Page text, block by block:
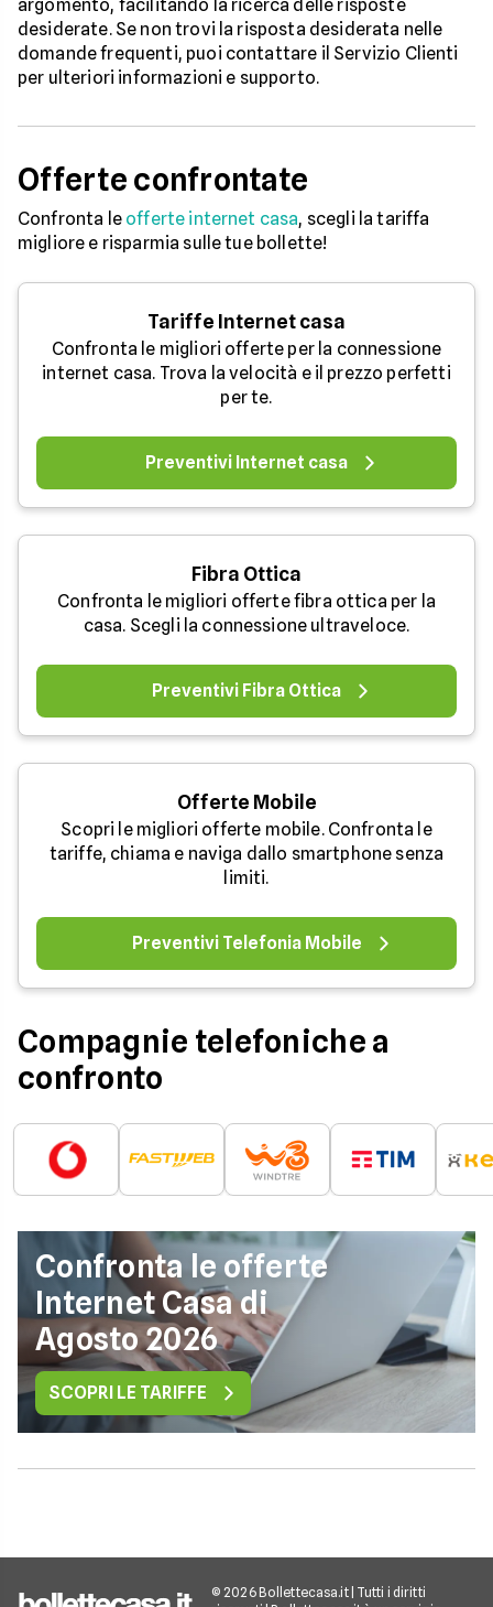
argomento, facilitando la ricerca delle risposte
desiderate. Se non trovi la risposta desiderata nelle
domande frequenti, puoi contattare il Servizio Clienti
per ulteriori informazioni e supporto.
Offerte confrontate
Confronta le offerte internet casa, scegli la tariffa
migliore e risparmia sulle tue bollette!
Tariffe Internet casa
Confronta le migliori offerte per la connessione
internet casa. Trova la velocità e il prezzo perfetti
per te.
Preventivi Internet casa
Fibra Ottica
Confronta le migliori offerte fibra ottica per la
casa. Scegli la connessione ultraveloce.
Preventivi Fibra Ottica
Offerte Mobile
Scopri le migliori offerte mobile. Confronta le
tariffe, chiama e naviga dallo smartphone senza
limiti.
Preventivi Telefonia Mobile
Compagnie telefoniche a
confronto
Confronta le offerte
Internet Casa di
Agosto 2026
SCOPRI LE TARIFFE
© 2026 Bollettecasa.it | Tutti i diritti